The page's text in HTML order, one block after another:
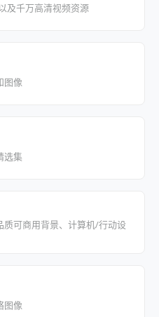
及千万高清视频资源
图像
选集
质可商用背景、计算机/行动设
图像